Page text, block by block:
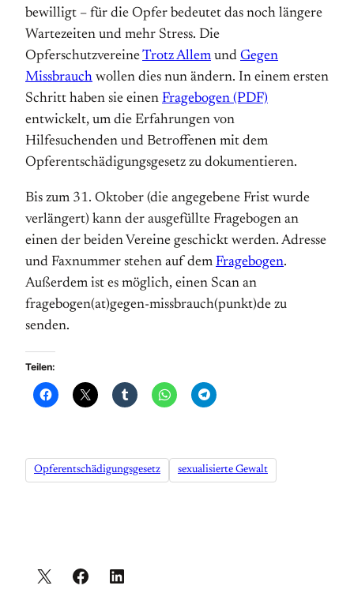
bewilligt – für die Opfer bedeutet das noch längere
Wartezeiten und mehr Stress. Die
OpferschutzvereineTrotz Allem und Gegen
Missbrauch wollen dies nun ändern. In einem ersten
Schritt haben sie einen Fragebogen (PDF)
entwickelt, um die Erfahrungen von
Hilfesuchenden und Betroffenen mit dem
Opferentschädigungsgesetz zu dokumentieren.
Bis zum 31. Oktober (die angegebene Frist wurde
verlängert) kann der ausgefüllte Fragebogen an
einen der beiden Vereine geschickt werden. Adresse
und Faxnummer stehen auf dem Fragebogen.
Außerdem ist es möglich, einen Scan an
fragebogen(at)gegen-missbrauch(punkt)de zu
senden.
Teilen:
Opferentschädigungsgesetz sexualisierte Gewalt